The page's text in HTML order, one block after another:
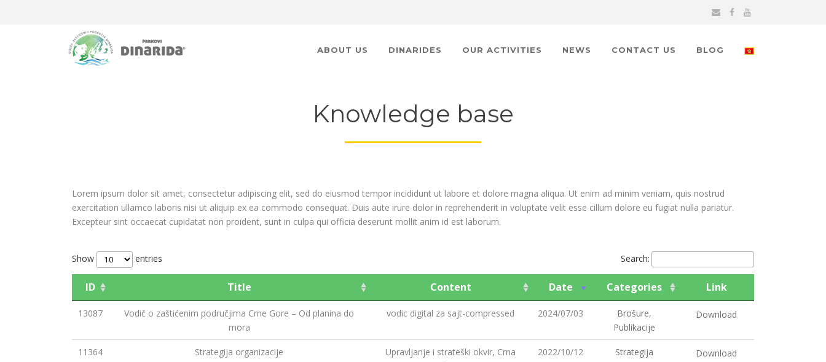
ABOUT US DINARIDES OUR ACTIVITIES NEWS CONTACT US BLOG
Knowledge base
Lorem ipsum dolor sit amet, consectetur adipiscing elit, sed do eiusmod tempor incididunt ut labore et dolore magna aliqua. Ut enim ad minim veniam, quis nostrud
exercitation ullamco laboris nisi ut aliquip ex ea commodo consequat. Duis aute irure dolor in reprehenderit in voluptate velit esse cillum dolore eu fugiat nulla pariatur.
Excepteur sint occaecat cupidatat non proident, sunt in culpa qui officia deserunt mollit anim id est laborum.
Show entries Search:
ID Title Content Date Categories Link
13087
Vodič o zaštićenim područjima Crne Gore – Od planina do
mora
vodic digital za sajt-compressed 2024/07/03 Brošure,
Publikacije
Download
11364 Strategija organizacije
Upravljanje i strateški okvir, Crna
2022/10/12 Strategija Download